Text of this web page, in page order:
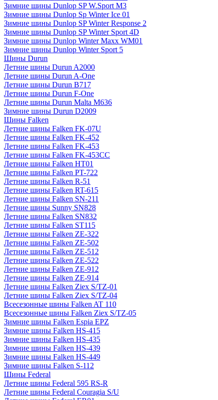
Зимние шины Dunlop SP W.Sport M3
Зимние шины Dunlop Sp Winter Ice 01
Зимние шины Dunlop SP Winter Response 2
Зимние шины Dunlop SP Winter Sport 4D
Зимние шины Dunlop Winter Maxx WM01
Зимние шины Dunlop Winter Sport 5
Шины Durun
Летние шины Durun A2000
Летние шины Durun A-One
Летние шины Durun B717
Летние шины Durun F-One
Летние шины Durun Malta M636
Зимние шины Durun D2009
Шины Falken
Летние шины Falken FK-07U
Летние шины Falken FK-452
Летние шины Falken FK-453
Летние шины Falken FK-453CC
Летние шины Falken HT01
Летние шины Falken PT-722
Летние шины Falken R-51
Летние шины Falken RT-615
Летние шины Falken SN-211
Летние шины Sunny SN828
Летние шины Falken SN832
Летние шины Falken ST115
Летние шины Falken ZE-322
Летние шины Falken ZE-502
Летние шины Falken ZE-512
Летние шины Falken ZE-522
Летние шины Falken ZE-912
Летние шины Falken ZE-914
Летние шины Falken Ziex S/TZ-01
Летние шины Falken Ziex S/TZ-04
Всесезонные шины Falken AT 110
Всесезонные шины Falken Ziex S/TZ-05
Зимние шины Falken Espia EPZ
Зимние шины Falken HS-415
Зимние шины Falken HS-435
Зимние шины Falken HS-439
Зимние шины Falken HS-449
Зимние шины Falken S-112
Шины Federal
Летние шины Federal 595 RS-R
Летние шины Federal Couragia S/U